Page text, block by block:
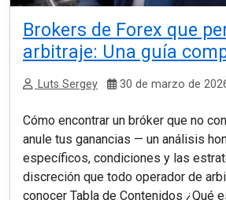
Brokers de Forex que
arbitraje: Una guía
Luts Sergey 30 de marzo de
Cómo encontrar un bróker que no
anule tus ganancias — un análisis
específicos, condiciones y las
discreción que todo operador de
conocer Tabla de Contenidos ¿Qué